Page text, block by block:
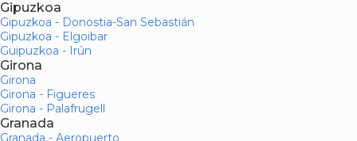
Gipuzkoa
Gipuzkoa - Donostia-San Sebastián
Gipuzkoa - Elgoibar
Guipuzkoa - Irún
Girona
Girona
Girona - Figueres
Girona - Palafrugell
Granada
Granada - Aeropuerto